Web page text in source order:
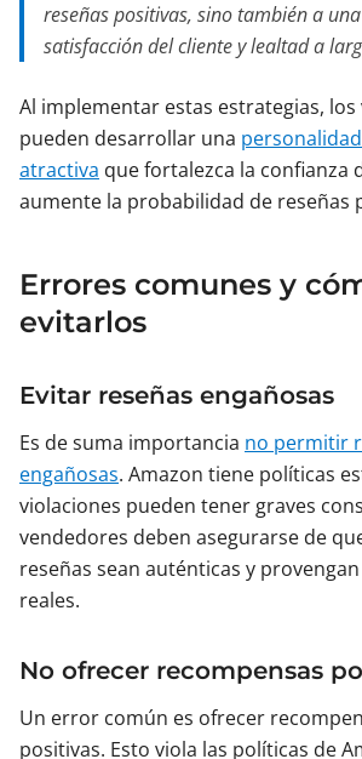
reseñas positivas, sino también a
satisfacción del cliente y lealtad a
Al implementar estas estrategias,
pueden desarrollar una
atractiva que fortalezca la confianza
aumente la probabilidad de reseñas
Errores comunes y
evitarlos
Evitar reseñas engañosas
Es de suma importancia no permitir
engañosas. Amazon tiene políticas
violaciones pueden tener graves
vendedores deben asegurarse de
reseñas sean auténticas y
reales.
No ofrecer recompensas
Un error común es ofrecer
positivas. Esto viola las políticas de